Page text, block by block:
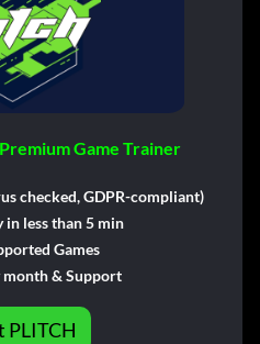
Game Trainer
checked, GDPR-compliant)
in less than 5 min
Games
month & Support
PLITCH